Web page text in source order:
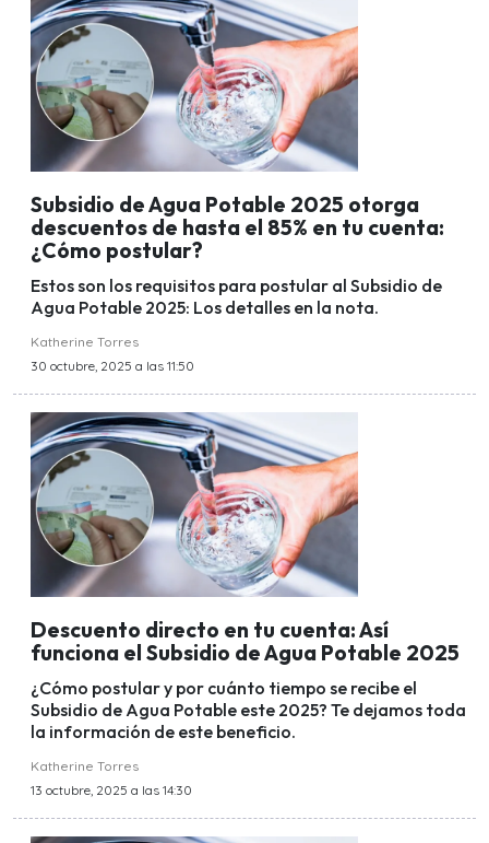
Subsidio de Agua Potable 2025 otorga
descuentos de hasta el 85% en tu cuenta:
¿Cómo postular?
Estos son los requisitos para postular al Subsidio de
Agua Potable 2025: Los detalles en la nota.
Katherine Torres
30 octubre, 2025 a las 11:50
Descuento directo en tu cuenta: Así
funciona el Subsidio de Agua Potable 2025
¿Cómo postular y por cuánto tiempo se recibe el
Subsidio de Agua Potable este 2025? Te dejamos toda
la información de este beneficio.
Katherine Torres
13 octubre, 2025 a las 14:30